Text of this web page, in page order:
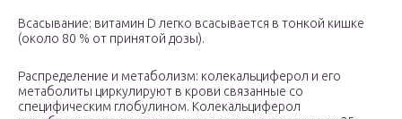
Всасывание: витамин D легко всасывается в тонкой кишке
(около 80 % от принятой дозы).
Распределение и метаболизм: колекальциферол и его
метаболиты циркулируют в крови связанные со
специфическим глобулином. Колекальциферол